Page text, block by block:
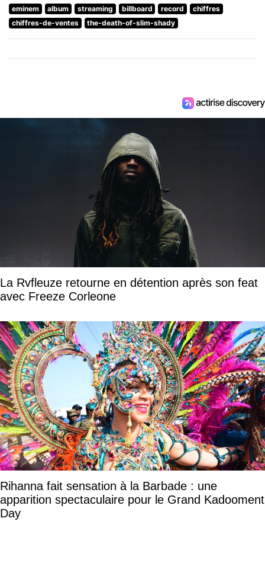
eminem album streaming billboard record
chiffres
chiffres-de-ventes
the-death-of-slim-shady
La Rvfleuze retourne en détention après son feat
avec Freeze Corleone
Rihanna fait sensation à la Barbade : une
apparition spectaculaire pour le Grand Kadooment
Day